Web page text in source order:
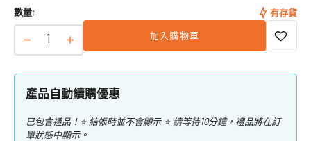
數量:
Dinner
Patties
晚
餐
凍
乾
Dinner
Patties
晚
餐
凍
乾
有存貨
加入購物車
產品自動續購優惠
已包含禮品！⭐ 結帳時並不會顯示 ⭐ 請等待10分鐘，禮品將在訂
單狀態中顯示。